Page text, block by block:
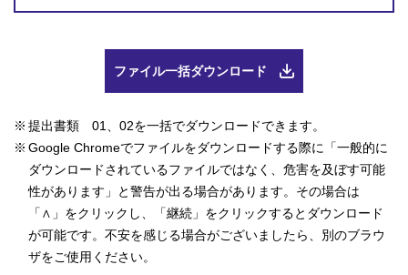
ファイル一括ダウンロード
提出書類 01、02を一括でダウンロードできます。
Google Chromeでファイルをダウンロードする際に「一般的に
ダウンロードされているファイルではなく、危害を及ぼす可能
性があります」と警告が出る場合があります。その場合は
「∧」をクリックし、「継続」をクリックするとダウンロード
が可能です。不安を感じる場合がございましたら、別のブラウ
ザをご使用ください。